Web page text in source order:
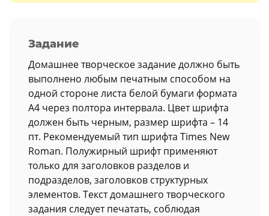
Задание
Домашнее творческое задание должно быть
выполнено любым печатным способом на
одной стороне листа белой бумаги формата
А4 через полтора интервала. Цвет шрифта
должен быть черным, размер шрифта – 14
пт. Рекомендуемый тип шрифта Times New
Roman. Полужирный шрифт применяют
только для заголовков разделов и
подразделов, заголовков структурных
элементов. Текст домашнего творческого
задания следует печатать, соблюдая